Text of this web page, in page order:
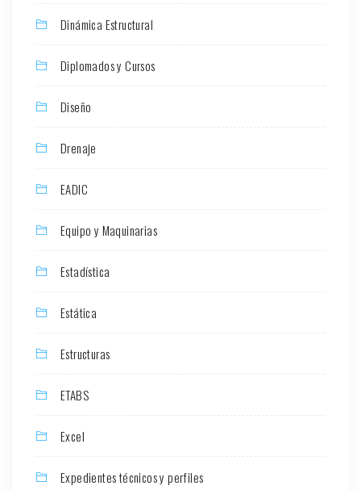
Dinámica Estructural
Diplomados y Cursos
Diseño
Drenaje
EADIC
Equipo y Maquinarias
Estadística
Estática
Estructuras
ETABS
Excel
Expedientes técnicos y perfiles